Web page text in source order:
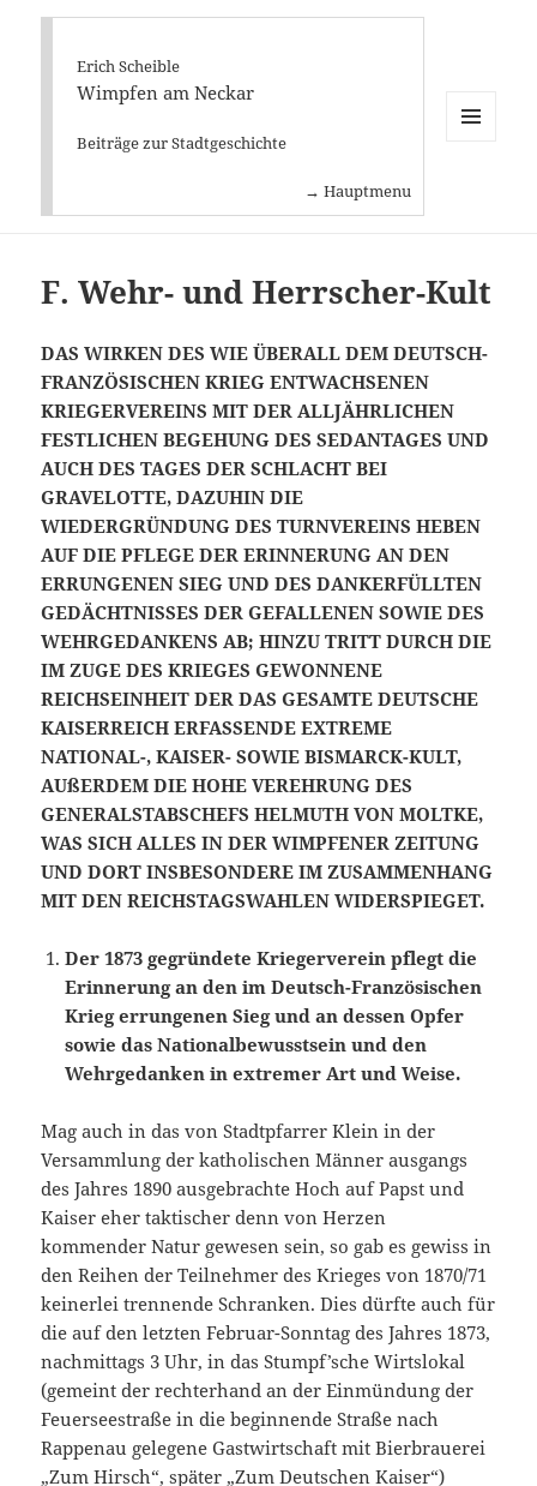
Exklave Wimpfen
Erich Scheible
Wimpfen am Neckar
Beiträge zur Stadtgeschichte
→ Hauptmenu
F. Wehr- und Herrscher-Kult
DAS WIRKEN DES WIE ÜBERALL DEM DEUTSCH-
FRANZÖSISCHEN KRIEG ENTWACHSENEN
KRIEGERVEREINS MIT DER ALLJÄHRLICHEN
FESTLICHEN BEGEHUNG DES SEDANTAGES UND
AUCH DES TAGES DER SCHLACHT BEI
GRAVELOTTE, DAZUHIN DIE
WIEDERGRÜNDUNG DES TURNVEREINS HEBEN
AUF DIE PFLEGE DER ERINNERUNG AN DEN
ERRUNGENEN SIEG UND DES DANKERFÜLLTEN
GEDÄCHTNISSES DER GEFALLENEN SOWIE DES
WEHRGEDANKENS AB; HINZU TRITT DURCH DIE
IM ZUGE DES KRIEGES GEWONNENE
REICHSEINHEIT DER DAS GESAMTE DEUTSCHE
KAISERREICH ERFASSENDE EXTREME
NATIONAL-, KAISER- SOWIE BISMARCK-KULT,
AUßERDEM DIE HOHE VEREHRUNG DES
GENERALSTABSCHEFS HELMUTH VON MOLTKE,
WAS SICH ALLES IN DER WIMPFENER ZEITUNG
UND DORT INSBESONDERE IM ZUSAMMENHANG
MIT DEN REICHSTAGSWAHLEN WIDERSPIEGET.
Der 1873 gegründete Kriegerverein pflegt die
Erinnerung an den im Deutsch-Französischen
Krieg errungenen Sieg und an dessen Opfer
sowie das Nationalbewusstsein und den
Wehrgedanken in extremer Art und Weise.
Mag auch in das von Stadtpfarrer Klein in der
Versammlung der katholischen Männer ausgangs
des Jahres 1890 ausgebrachte Hoch auf Papst und
Kaiser eher taktischer denn von Herzen
kommender Natur gewesen sein, so gab es gewiss in
den Reihen der Teilnehmer des Krieges von 1870/71
keinerlei trennende Schranken. Dies dürfte auch für
die auf den letzten Februar-Sonntag des Jahres 1873,
nachmittags 3 Uhr, in das Stumpf’sche Wirtslokal
(gemeint der rechterhand an der Einmündung der
Feuerseestraße in die beginnende Straße nach
Rappenau gelegene Gastwirtschaft mit Bierbrauerei
„Zum Hirsch“, später „Zum Deutschen Kaiser“)